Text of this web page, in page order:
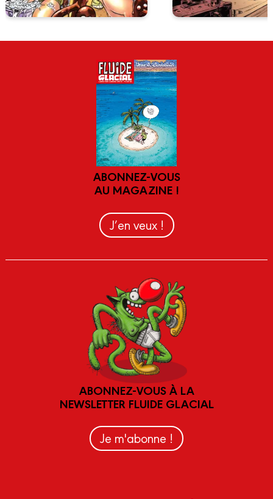
ABONNEZ-VOUS
AU MAGAZINE !
J’en veux !
ABONNEZ-VOUS À LA
NEWSLETTER FLUIDE GLACIAL
Je m'abonne !